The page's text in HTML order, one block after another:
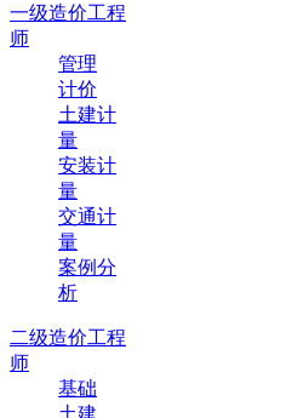
一级造价工程
师
管理
计价
土建计
量
安装计
量
交通计
量
案例分
析
二级造价工程
师
基础
土建